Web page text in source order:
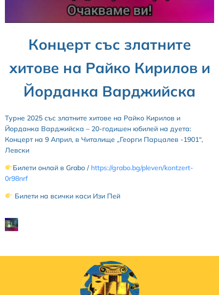
Концерт със златните
хитове на Райко Кирилов и
Йорданка Варджийска
Турне 2025 със златните хитове на Райко Кирилов и
Йорданка Варджийска – 20-годишен юбилей на дуета:
Концерт на 9 Април, в Читалище „Георги Парцалев -1901“,
Левски
Билети онлай в Grabo / https://grabo.bg/pleven/kontzert-
0r98nrf
Билети на всички каси Изи Пей